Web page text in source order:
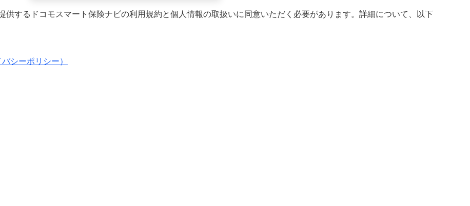
供するドコモスマート保険ナビの利用規約と個人情報の取扱いに同意いただく必要があります。詳細について、以下
シーポリシー）